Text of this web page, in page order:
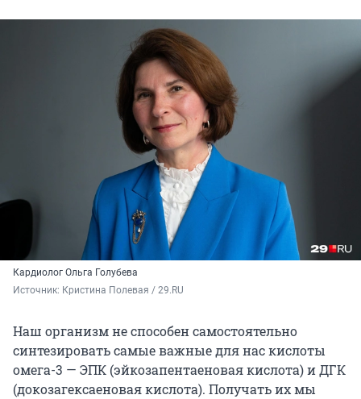
Кардиолог Ольга Голубева
Источник: Кристина Полевая / 29.RU
Наш организм не способен самостоятельно
синтезировать самые важные для нас кислоты
омега-3 — ЭПК (эйкозапентаеновая кислота) и ДГК
(докозагексаеновая кислота). Получать их мы